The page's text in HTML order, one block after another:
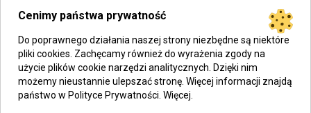
Cenimy państwa prywatność
Do poprawnego działania naszej strony niezbędne są niektóre
pliki cookies. Zachęcamy również do wyrażenia zgody na
użycie plików cookie narzędzi analitycznych. Dzięki nim
możemy nieustannie ulepszać stronę. Więcej informacji znajdą
państwo w Polityce Prywatności. Więcej
tel. +48452571306